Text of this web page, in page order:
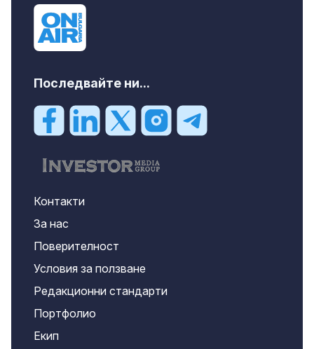
Последвайте ни...
Контакти
За нас
Поверителност
Условия за ползване
Редакционни стандарти
Портфолио
Екип